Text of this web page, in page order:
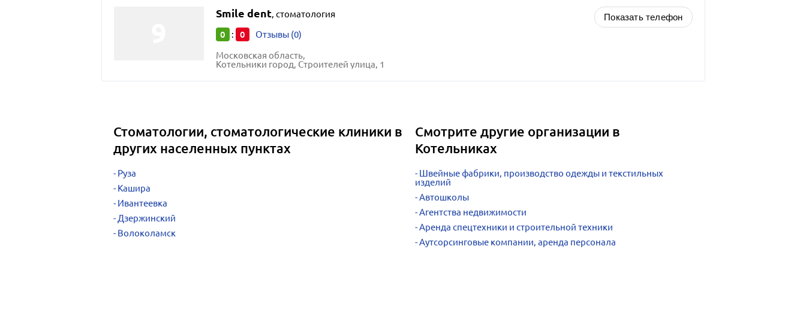
Smile dent, стоматология
0 : 0 Отзывы (0)
Московская область,
Котельники город, Строителей улица, 1
Показать телефон
Стоматологии, стоматологические клиники в
других населенных пунктах
Руза
Кашира
Ивантеевка
Дзержинский
Волоколамск
Смотрите другие организации в
Котельниках
Швейные фабрики, производство одежды и текстильных
изделий
Автошколы
Агентства недвижимости
Аренда спецтехники и строительной техники
Аутсорсинговые компании, аренда персонала